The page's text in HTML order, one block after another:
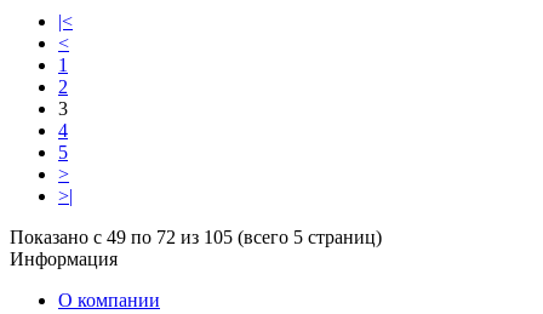
|<
<
1
2
3
4
5
>
>|
Показано с 49 по 72 из 105 (всего 5 страниц)
Информация
О компании